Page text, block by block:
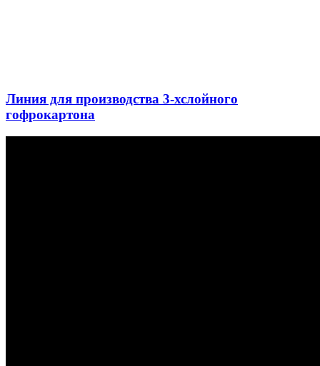
Линия для производства 3-хслойного
гофрокартона